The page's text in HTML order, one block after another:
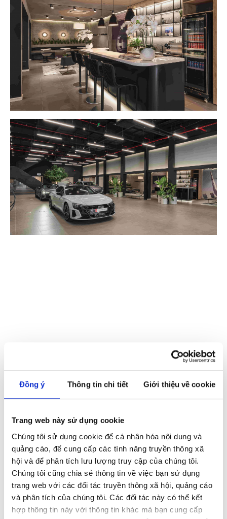
Đồng ý Thông tin chi tiết Giới thiệu về cookie
Trang web này sử dụng cookie
Chúng tôi sử dụng cookie để cá nhân hóa nội dung và
quảng cáo, để cung cấp các tính năng truyền thông xã
hội và để phân tích lưu lượng truy cập của chúng tôi.
Chúng tôi cũng chia sẻ thông tin về việc bạn sử dụng
trang web với các đối tác truyền thông xã hội, quảng cáo
và phân tích của chúng tôi. Các đối tác này có thể kết
hợp thông tin này với thông tin khác mà bạn cung cấp
Audi Hồ Chí Minh
Địa chỉ : Số 6B Đường Tôn Đức Thắng, Phường Sài
Gòn, Thành phố Hồ Chí Minh.
Điện thoại:0902 823 166
Website: audi-hcmc.vn
Email:contact.AHCM@audi-hcmc.vn